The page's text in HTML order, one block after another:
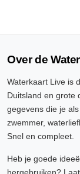
Over de
Waterkaart Live is
Duitsland en grote
gegevens die je
zwemmer,
Snel en compleet.
Heb je goede